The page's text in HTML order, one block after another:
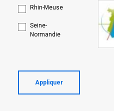
Rhin-Meuse
Seine-
Normandie
Appliquer